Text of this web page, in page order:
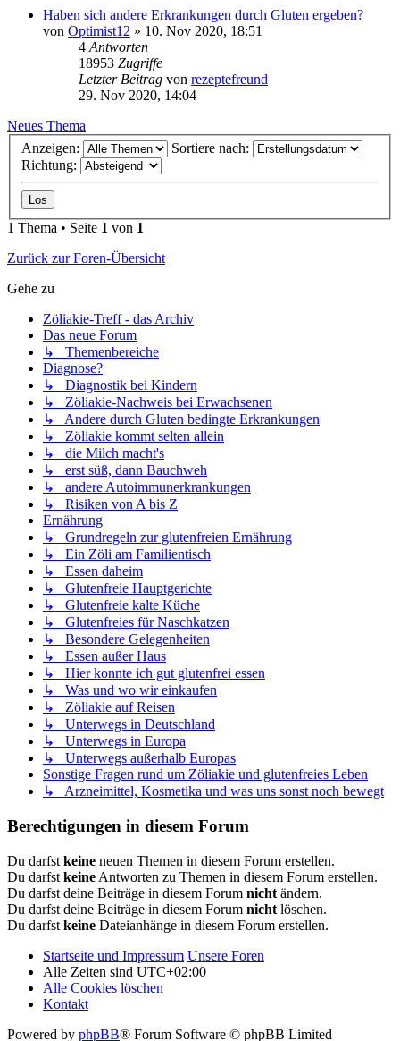
Haben sich andere Erkrankungen durch Gluten ergeben?
von Optimist12 » 10. Nov 2020, 18:51
4 Antworten
18953 Zugriffe
Letzter Beitrag von rezeptefreund
29. Nov 2020, 14:04
Neues Thema
Anzeigen:
Sortiere nach:
Richtung:
1 Thema • Seite 1 von 1
Zurück zur Foren-Übersicht
Gehe zu
Zöliakie-Treff - das Archiv
Das neue Forum
↳ Themenbereiche
Diagnose?
↳ Diagnostik bei Kindern
↳ Zöliakie-Nachweis bei Erwachsenen
↳ Andere durch Gluten bedingte Erkrankungen
↳ Zöliakie kommt selten allein
↳ die Milch macht's
↳ erst süß, dann Bauchweh
↳ andere Autoimmunerkrankungen
↳ Risiken von A bis Z
Ernährung
↳ Grundregeln zur glutenfreien Ernährung
↳ Ein Zöli am Familientisch
↳ Essen daheim
↳ Glutenfreie Hauptgerichte
↳ Glutenfreie kalte Küche
↳ Glutenfreies für Naschkatzen
↳ Besondere Gelegenheiten
↳ Essen außer Haus
↳ Hier konnte ich gut glutenfrei essen
↳ Was und wo wir einkaufen
↳ Zöliakie auf Reisen
↳ Unterwegs in Deutschland
↳ Unterwegs in Europa
↳ Unterwegs außerhalb Europas
Sonstige Fragen rund um Zöliakie und glutenfreies Leben
↳ Arzneimittel, Kosmetika und was uns sonst noch bewegt
Berechtigungen in diesem Forum
Du darfst keine neuen Themen in diesem Forum erstellen.
Du darfst keine Antworten zu Themen in diesem Forum erstellen.
Du darfst deine Beiträge in diesem Forum nicht ändern.
Du darfst deine Beiträge in diesem Forum nicht löschen.
Du darfst keine Dateianhänge in diesem Forum erstellen.
Startseite und Impressum Unsere Foren
Alle Zeiten sind UTC+02:00
Alle Cookies löschen
Kontakt
Powered by phpBB® Forum Software © phpBB Limited